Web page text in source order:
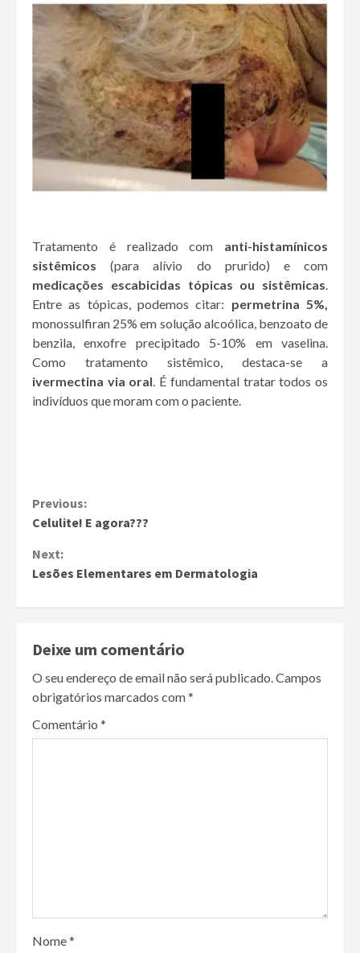
Tratamento é realizado com anti-histamínicos
sistêmicos (para alívio do prurido) e com
medicações escabicidas tópicas ou sistêmicas.
Entre as tópicas, podemos citar: permetrina 5%,
monossulfiran 25% em solução alcoólica, benzoato de
benzila, enxofre precipitado 5-10% em vaselina.
Como tratamento sistêmico, destaca-se a
ivermectina via oral. É fundamental tratar todos os
indivíduos que moram com o paciente.
Continue
Reading
Previous:
Celulite! E agora???
Next:
Lesões Elementares em Dermatologia
Deixe um comentário
O seu endereço de email não será publicado.Campos
obrigatórios marcados com*
Comentário *
Nome*